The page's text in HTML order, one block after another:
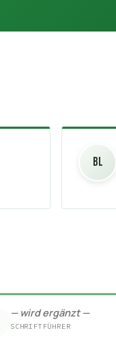
BL
— wird ergänzt —
SCHRIFTFÜHRER